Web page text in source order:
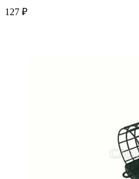
127 ₽